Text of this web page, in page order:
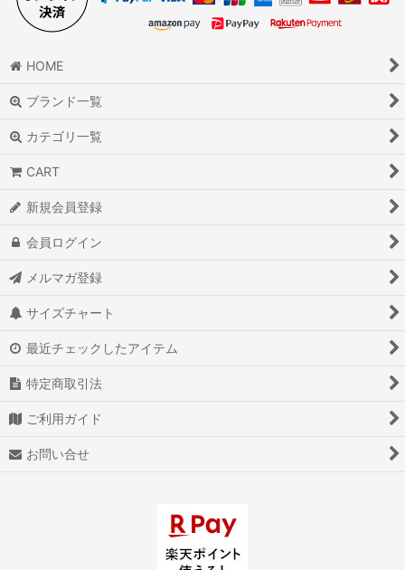
HOME
ブランド一覧
カテゴリ一覧
CART
新規会員登録
会員ログイン
メルマガ登録
サイズチャート
最近チェックしたアイテム
特定商取引法
ご利用ガイド
お問い合せ